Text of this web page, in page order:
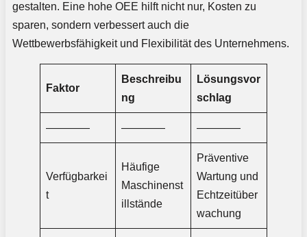
gestalten. Eine hohe OEE hilft nicht nur, Kosten zu
sparen, sondern verbessert auch die
Wettbewerbsfähigkeit und Flexibilität des Unternehmens.
Faktor
Beschreibu
ng
Lösungsvor
schlag
———— ———— ————
Verfügbarkei
t
Häufige
Maschinenst
illstände
Präventive
Wartung und
Echtzeitüber
wachung